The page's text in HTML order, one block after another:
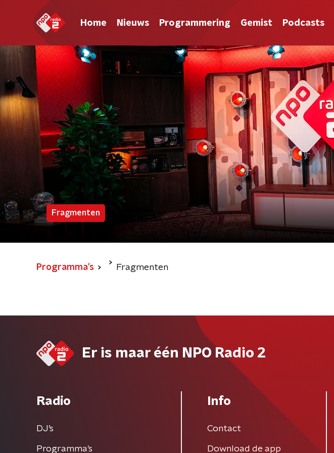
Home Nieuws Programmering Gemist Podcasts
Fragmenten
Programma's Fragmenten
Er is maar één NPO Radio 2
Radio
DJ’s
Programma's
Info
Contact
Download de app